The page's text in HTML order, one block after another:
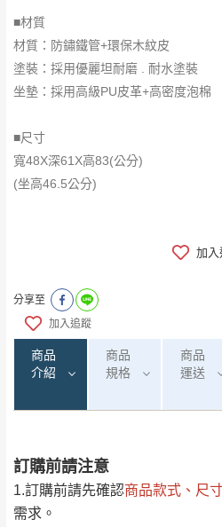
■材質
材質：防鏽鐵管+環保木紋皮
塗裝：採用優麗坦耐磨 . 耐水塗裝
坐墊：採用高級PU皮革+高密度泡棉
■尺寸
寬48X深61X高83(公分)
​​​​​​​(坐高46.5公分)
加入
分享至
加入追蹤
商品
介紹
商品
規格
商品
運送
訂購前請注意
1.訂購前請先確認商品款式、尺
需求。
運 費
注意事項：
由於品項繁多，網頁
0/5 (0)筆